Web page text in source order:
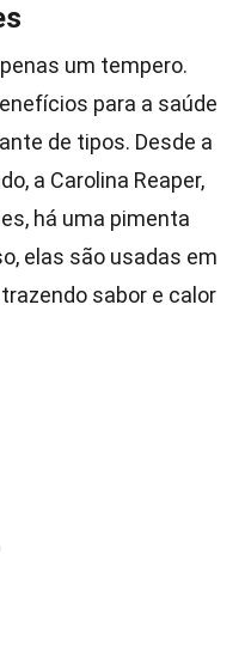
um tempero.
para a saúde
de tipos. Desde a
a Carolina Reaper,
há uma pimenta
elas são usadas em
sabor e calor